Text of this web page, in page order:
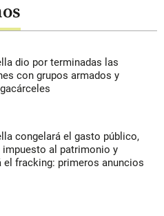
dio por terminadas las
con grupos armados y
congelará el gasto público,
impuesto al patrimonio y
el fracking: primeros anuncios